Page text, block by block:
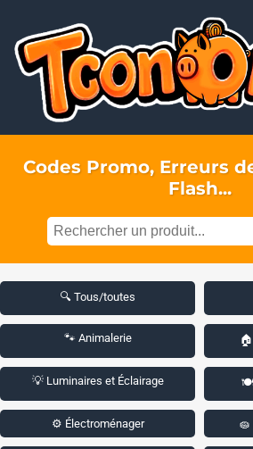
Codes Promo, Erreurs
Flash...
🔍 Tous/toutes
🐾 Animalerie
💡 Luminaires et Éclairage 🍽️
⚙️ Électroménager 🧽